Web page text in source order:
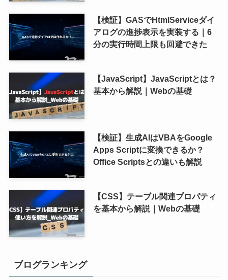
【検証】GASでHtmlServiceダイ
アログの進捗表示を実装する｜6
分の実行時間上限も回避できた
【JavaScript】JavaScriptとは？
基本から解説｜Webの基礎
【検証】生成AIはVBAをGoogle
Apps Scriptに変換できるか？
Office Scriptsとの違いも解説
【CSS】テーブル関連プロパティ
を基本から解説｜Webの基礎
ブログランキング